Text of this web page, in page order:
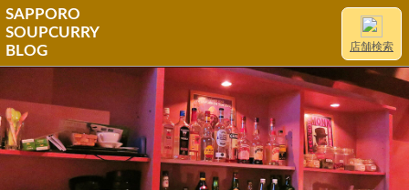
店舗検索
SAPPORO
SOUPCURRY
BLOG